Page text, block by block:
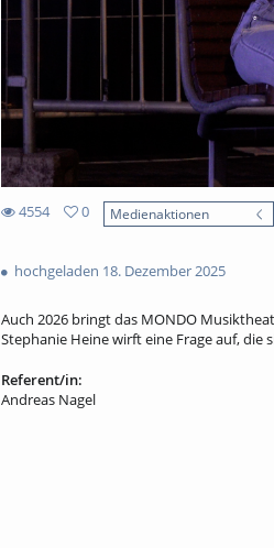
4554
views
0
Medienaktionen
hochgeladen 18. Dezember 2025
Auch 2026 bringt das MONDO
Stephanie Heine wirft eine Frage auf,
Referent/in:
Andreas Nagel